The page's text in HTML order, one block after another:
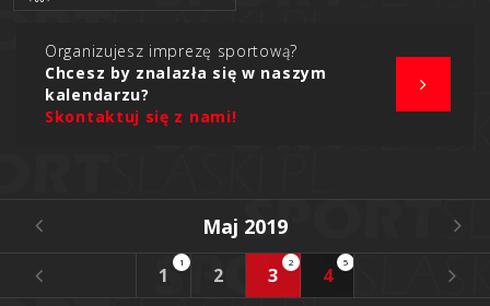
Organizujesz imprezę sportową?
Chcesz by znalazła się w naszym
kalendarzu?
Skontaktuj się z nami!
Maj 2019
1
1 2
2
3
5
4